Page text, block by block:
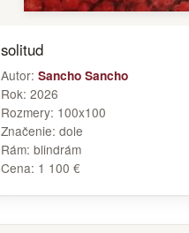
solitud
Autor: Sancho Sancho
Rok:2026
Rozmery: 100x100
Značenie:dole
Rám:blindrám
Cena: 1 100 €